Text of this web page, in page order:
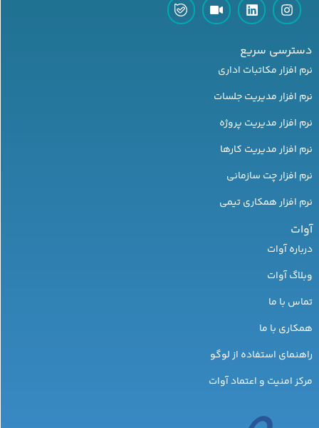
دسترسی سریع
نرم افزار مکاتبات اداری
نرم افزار مدیریت جلسات
نرم افزار مدیریت پروژه
نرم افزار مدیریت کارها
نرم افزار چت سازمانی
نرم افزار همکاری تیمی
آوات
درباره آوات
وبلاگ آوات
تماس با ما
همکاری با ما
راهنمای استفاده از لوگو
مرکز امنیت و اعتماد آوات